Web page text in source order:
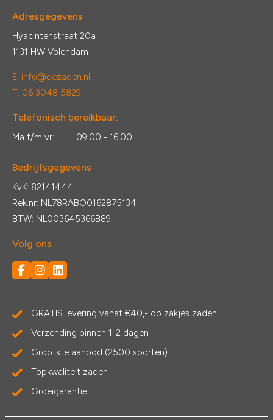
Adresgegevens
Hyacintenstraat 20a
1131 HW Volendam
E: info@dezaden.nl
T: 06 3048 5829
Telefonisch bereikbaar:
Ma t/m vr: 09:00 - 16:00
Bedrijfsgegevens
KvK: 82141444
Rek.nr: NL78RABO0162875134
BTW: NL003645366B89
Volg ons
GRATIS levering vanaf €40,- op zakjes zaden
Verzending binnen 1-2 dagen
Grootste aanbod (2500 soorten)
Topkwaliteit zaden
Groeigarantie